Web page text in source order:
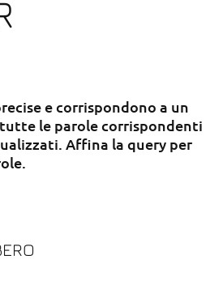
e corrispondono a un
le parole corrispondenti
Affina la query per